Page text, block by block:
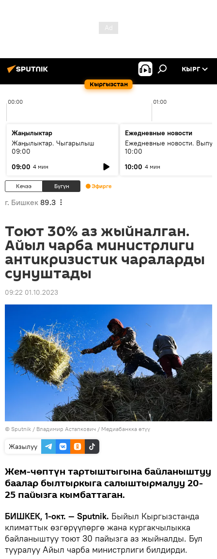
Кыргызстан
КЫРГ
00:00 01:00
Жаңылыктар
Жаңылыктар. Чыгарылыш
09:00
09:00 4 мин
Ежедневные новости
Ежедневные новости.
10:00
10:00 4 мин
Кечээ Бүгүн Эфирге
г. Бишкек 89.3
Тоют 30% аз жыйналган.
Айыл чарба министрлиги
антикризистик чараларды
сунуштады
09:22 01.10.2023
© Sputnik / Владимир Астапкович / Медиабанкка өтүү
Жазылуу
Жем-чөптүн тартыштыгына байланыштуу
баалар былтыркыга салыштырмалуу 20-
25 пайызга кымбаттаган.
БИШКЕК, 1-окт. — Sputnik. Быйыл Кыргызстанда
климаттык өзгөрүүлөргө жана кургакчылыкка
байланыштуу тоют 30 пайызга аз жыйналды. Бул
тууралуу Айыл чарба министрлиги билдирди.